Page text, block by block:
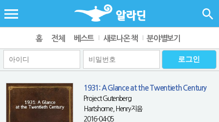
홈 전체 베스트 새로나온 책 분야별보기
1931: A Glance at the Twentieth Century
Project Gutenberg
Hartshorne, Henry지음
2016-04-05